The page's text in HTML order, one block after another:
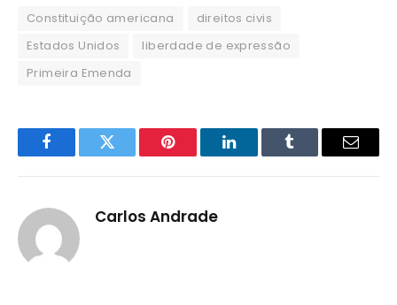
Constituição americana
direitos civis
Estados Unidos
liberdade de expressão
Primeira Emenda
FacebookTwitter Pinterest LinkedInTumblr Email
Carlos Andrade